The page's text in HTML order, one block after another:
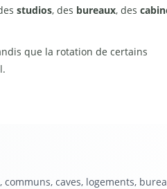
studios, des bureaux, des
que la rotation de certains
caves, logements,